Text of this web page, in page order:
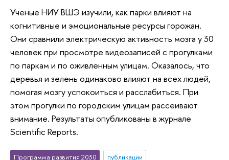
Ученые НИУ ВШЭ изучили, как парки влияют на
когнитивные и эмоциональные ресурсы горожан.
Они сравнили электрическую активность мозга у 30
человек при просмотре видеозаписей с прогулками
по паркам и по оживленным улицам. Оказалось, что
деревья и зелень одинаково влияют на всех людей,
помогая мозгу успокоиться и расслабиться. При
этом прогулки по городским улицам рассеивают
внимание. Результаты опубликованы в журнале
Scientific Reports.
Программа развития 2030 публикации